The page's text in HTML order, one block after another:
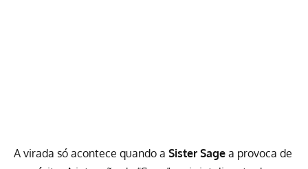
A virada só acontece quando a Sister Sage a provoca de